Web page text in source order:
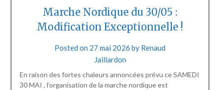
Marche Nordique du 30/05 :
Modification Exceptionnelle !
Posted on 27 mai 2026 by Renaud
Jaillardon
En raison des fortes chaleurs annoncées prévu ce SAMEDI
30 MAI , l’organisation de la marche nordique est